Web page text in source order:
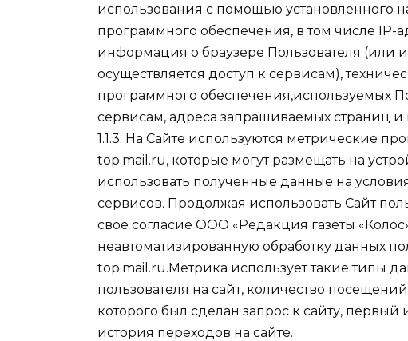
использования с помощью установленного
программного обеспечения, в том числе IP-
информация о браузере Пользователя (или
осуществляется доступ к сервисам),
программного обеспечения,используемых
сервисам, адреса запрашиваемых страниц
1.1.3. На Сайте используются метрические
top.mail.ru, которые могут размещать на
использовать полученные данные на
сервисов. Продолжая использовать Сайт
свое согласие ООО «Редакция газеты
неавтоматизированную обработку данных
top.mail.ru.Метрика использует такие типы
пользователя на сайт, количество
которого был сделан запрос к сайту, первый
история переходов на сайте.